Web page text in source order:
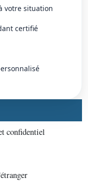
votre situation
certifié
confidentiel